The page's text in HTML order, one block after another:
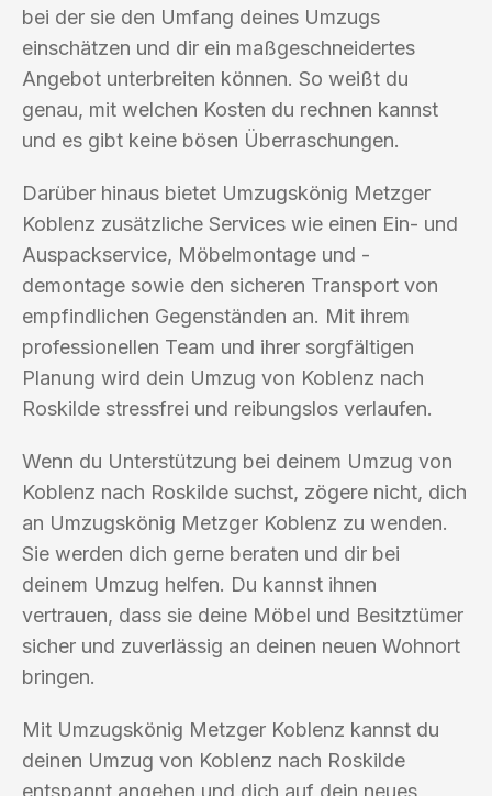
bei der sie den Umfang deines Umzugs
einschätzen und dir ein maßgeschneidertes
Angebot unterbreiten können. So weißt du
genau, mit welchen Kosten du rechnen kannst
und es gibt keine bösen Überraschungen.
Darüber hinaus bietet Umzugskönig Metzger
Koblenz zusätzliche Services wie einen Ein- und
Auspackservice, Möbelmontage und -
demontage sowie den sicheren Transport von
empfindlichen Gegenständen an. Mit ihrem
professionellen Team und ihrer sorgfältigen
Planung wird dein Umzug von Koblenz nach
Roskilde stressfrei und reibungslos verlaufen.
Wenn du Unterstützung bei deinem Umzug von
Koblenz nach Roskilde suchst, zögere nicht, dich
an Umzugskönig Metzger Koblenz zu wenden.
Sie werden dich gerne beraten und dir bei
deinem Umzug helfen. Du kannst ihnen
vertrauen, dass sie deine Möbel und Besitztümer
sicher und zuverlässig an deinen neuen Wohnort
bringen.
Mit Umzugskönig Metzger Koblenz kannst du
deinen Umzug von Koblenz nach Roskilde
entspannt angehen und dich auf dein neues